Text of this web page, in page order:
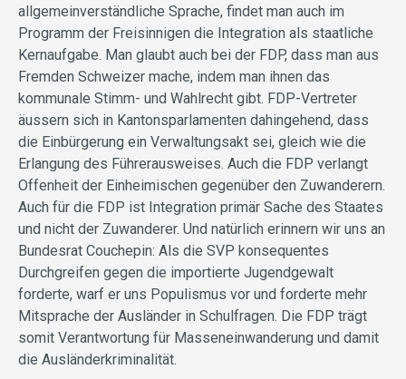
allgemeinverständliche Sprache, findet man auch im
Programm der Freisinnigen die Integration als staatliche
Kernaufgabe. Man glaubt auch bei der FDP, dass man aus
Fremden Schweizer mache, indem man ihnen das
kommunale Stimm- und Wahlrecht gibt. FDP-Vertreter
äussern sich in Kantonsparlamenten dahingehend, dass
die Einbürgerung ein Verwaltungsakt sei, gleich wie die
Erlangung des Führerausweises. Auch die FDP verlangt
Offenheit der Einheimischen gegenüber den Zuwanderern.
Auch für die FDP ist Integration primär Sache des Staates
und nicht der Zuwanderer. Und natürlich erinnern wir uns an
Bundesrat Couchepin: Als die SVP konsequentes
Durchgreifen gegen die importierte Jugendgewalt
forderte, warf er uns Populismus vor und forderte mehr
Mitsprache der Ausländer in Schulfragen. Die FDP trägt
somit Verantwortung für Masseneinwanderung und damit
die Ausländerkriminalität.